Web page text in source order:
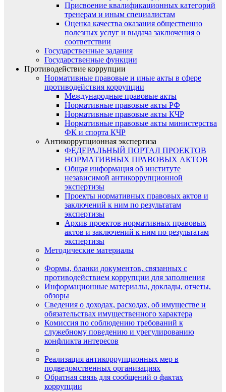
Присвоение квалификационных категорий
тренерам и иным специалистам
Оценка качества оказания общественно
полезных услуг и выдача заключения о
соответствии
Государственные задания
Государственные функции
Противодействие коррупции
Нормативные правовые и иные акты в сфере
противодействия коррупции
Международные правовые акты
Нормативные правовые акты РФ
Нормативные правовые акты КЧР
Нормативные правовые акты министерства
ФК и спорта КЧР
Антикоррупционная экспертиза
ФЕДЕРАЛЬНЫЙ ПОРТАЛ ПРОЕКТОВ
НОРМАТИВНЫХ ПРАВОВЫХ АКТОВ
Общая информация об институте
независимой антикоррупционной
экспертизы
Проекты нормативных правовых актов и
заключений к ним по результатам
экспертизы
Архив проектов нормативных правовых
актов и заключений к ним по результатам
экспертизы
Методические материалы
Формы, бланки документов, связанных с
противодействием коррупции для заполнения
Информационные материалы, доклады, отчеты,
обзоры
Сведения о доходах, расходах, об имуществе и
обязательствах имущественного характера
Комиссия по соблюдению требований к
служебному поведению и урегулированию
конфликта интересов
Реализация антикоррупционных мер в
подведомственных организациях
Обратная связь для сообщений о фактах
коррупции